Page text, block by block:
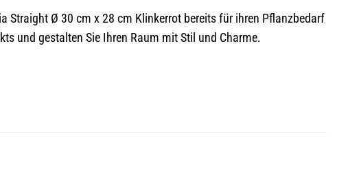
Straight Ø 30 cm x 28 cm Klinkerrot bereits für ihren Pflanzbedarf
und gestalten Sie Ihren Raum mit Stil und Charme.